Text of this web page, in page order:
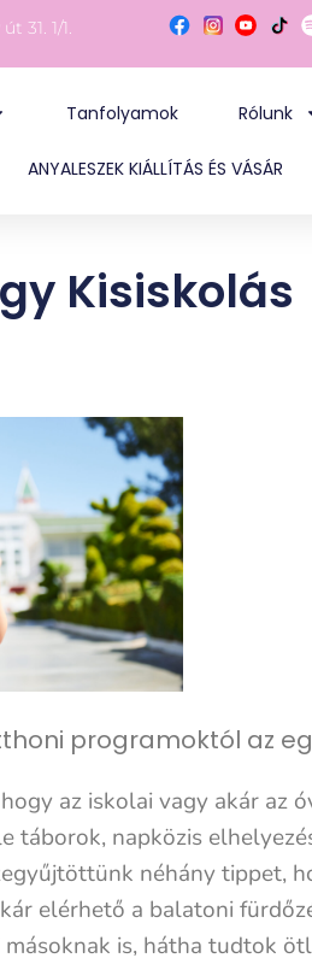
31. 1/1.
Tanfolyamok Rólunk
ANYALESZEK KIÁLLÍTÁS ÉS VÁSÁR
Kisiskolás
programoktól az
az iskolai vagy akár az
napközis
néhány tippet,
elérhető a balatoni
is, hátha tudtok